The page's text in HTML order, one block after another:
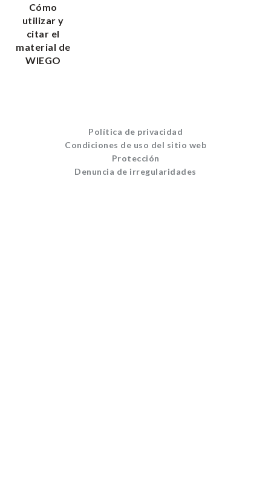
Cómo
utilizar y
citar el
material de
WIEGO
Política de privacidad
Condiciones de uso del sitio web
Protección
Denuncia de irregularidades